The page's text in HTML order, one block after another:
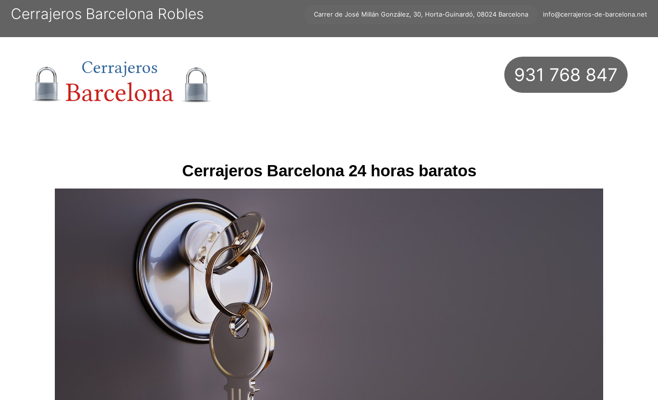
Carrer de José Millán González, 30, Horta-Guinardó, 08024 Barcelona
Cerrajeros Barcelona Robles info@cerrajeros-de-barcelona.net
931 768 847
Cerrajeros Barcelona 24 horas baratos